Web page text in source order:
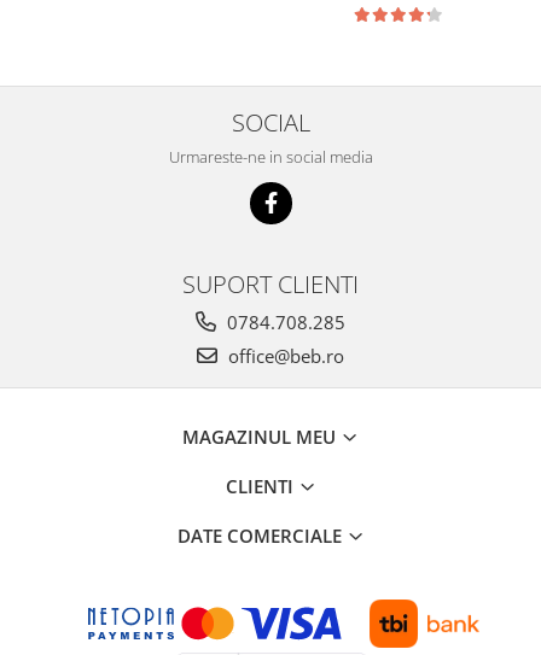
SOCIAL
Urmareste-ne in social media
SUPORT CLIENTI
0784.708.285
office@beb.ro
MAGAZINUL MEU
CLIENTI
DATE COMERCIALE